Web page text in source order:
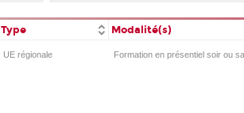
Type Modalité(s)
UE régionale Formation en présentiel soir ou